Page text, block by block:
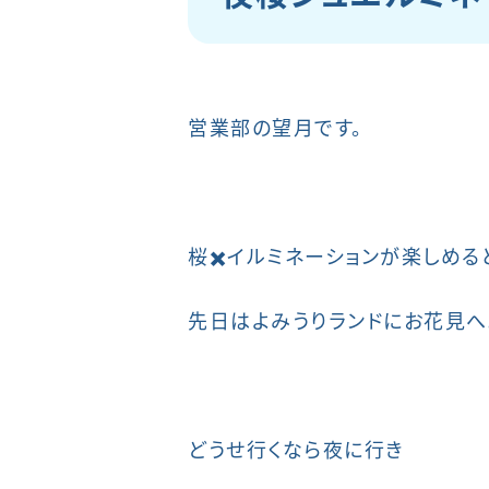
営業部の望月です。
桜✖️イルミネーションが楽しめる
先日はよみうりランドにお花見へ
どうせ行くなら夜に行き